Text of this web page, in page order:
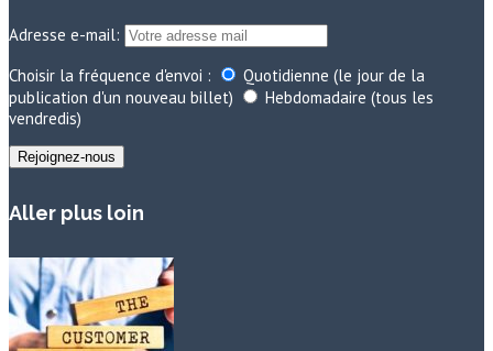
Adresse e-mail:
Choisir la fréquence d'envoi :
Quotidienne (le jour de la
publication d'un nouveau billet)
Hebdomadaire (tous les
vendredis)
Aller plus loin